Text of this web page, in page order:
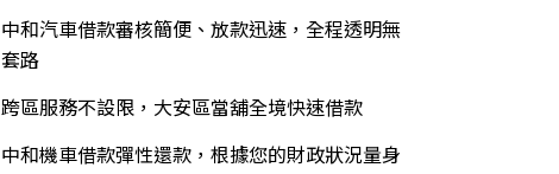
中和汽車借款審核簡便、放款迅速，全程透明無
套路
跨區服務不設限，大安區當舖全境快速借款
中和機車借款彈性還款，根據您的財政狀況量身